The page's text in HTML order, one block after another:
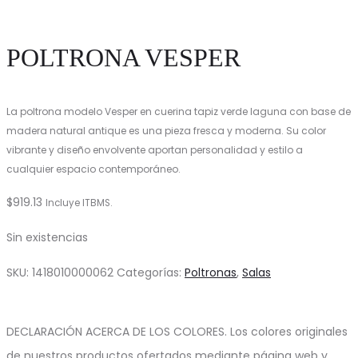
POLTRONA VESPER
La poltrona modelo Vesper en cuerina tapiz verde laguna con base de
madera natural antique es una pieza fresca y moderna. Su color
vibrante y diseño envolvente aportan personalidad y estilo a
cualquier espacio contemporáneo.
$919.13 Incluye ITBMS.
Sin existencias
SKU: 1418010000062 Categorías: Poltronas, Salas
DECLARACIÓN ACERCA DE LOS COLORES. Los colores originales